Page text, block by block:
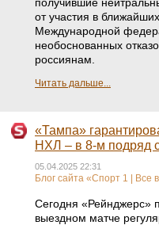
от участия в
Международной
необоснованных
россиянам.
Читать дальше...
«Тампа»
НХЛ – в 8-м подряд
05.04.2025 22:31
Блог сайта «Спорт 1 | Все
Сегодня «Рейнджерс»
выездном матче